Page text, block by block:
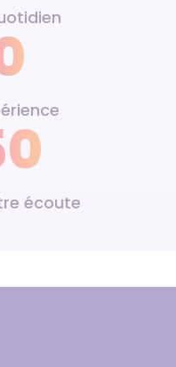
écoute